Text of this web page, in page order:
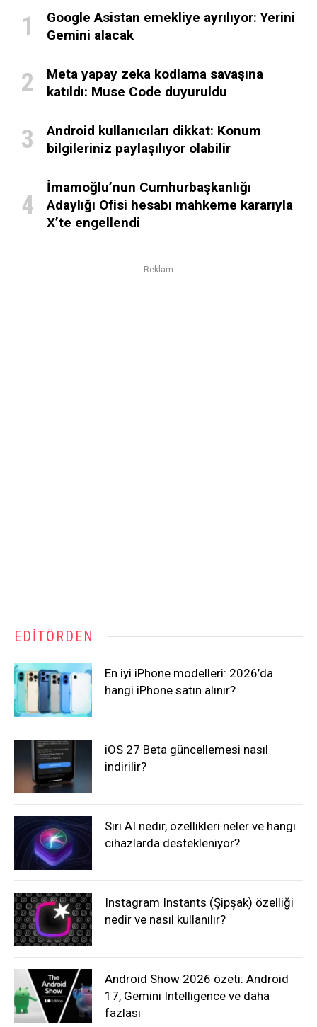
Google Asistan emekliye ayrılıyor: Yerini
Gemini alacak
Meta yapay zeka kodlama savaşına
katıldı: Muse Code duyuruldu
Android kullanıcıları dikkat: Konum
bilgileriniz paylaşılıyor olabilir
İmamoğlu’nun Cumhurbaşkanlığı
Adaylığı Ofisi hesabı mahkeme kararıyla
X’te engellendi
Reklam
EDITÖRDEN
En iyi iPhone modelleri: 2026’da
hangi iPhone satın alınır?
iOS 27 Beta güncellemesi nasıl
indirilir?
Siri AI nedir, özellikleri neler ve hangi
cihazlarda destekleniyor?
Instagram Instants (Şipşak) özelliği
nedir ve nasıl kullanılır?
Android Show 2026 özeti: Android
17, Gemini Intelligence ve daha
fazlası